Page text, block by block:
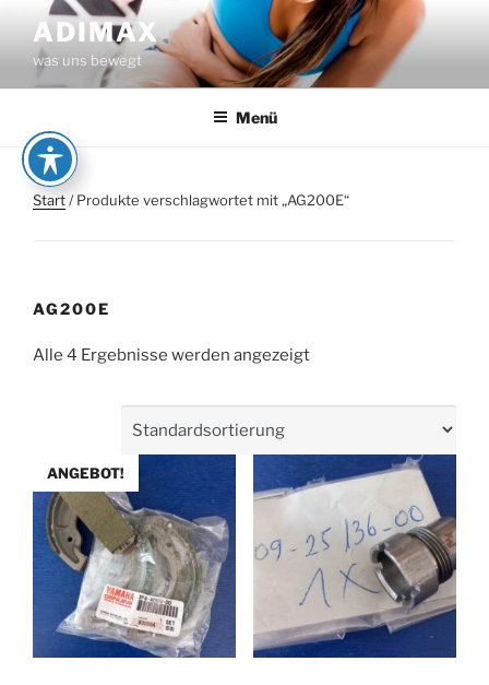
Inhalt
springen
ADIMAX
was uns bewegt
Menü
Start/ Produkte verschlagwortet mit „AG200E“
AG200E
Alle 4 Ergebnisse werden angezeigt
ANGEBOT!